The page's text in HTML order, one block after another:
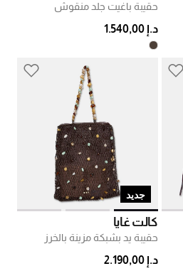
حقيبة باغيت جلد منقوش
د.إ 1.540,00
جديد
كالت غايا
حقيبة يد بشبكة مزينة بالخرز
د.إ 2.190,00